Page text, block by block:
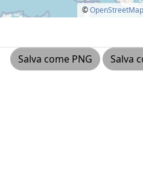
©OpenStreetMap
Salva come PNG
Salva